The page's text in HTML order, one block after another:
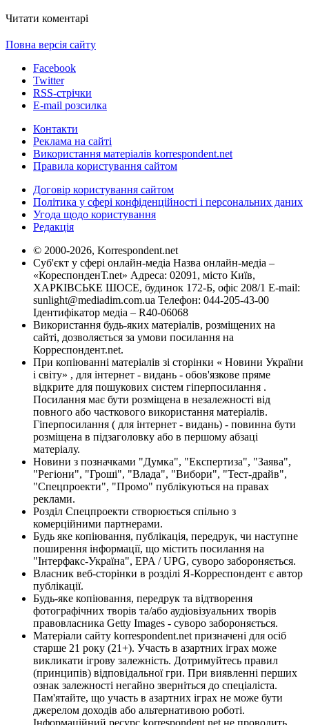
Читати коментарі
Повна версія сайту
Facebook
Twitter
RSS-стрічки
E-mail розсилка
Контакти
Реклама на сайті
Використання матеріалів korrespondent.net
Правила користування сайтом
Договір користування сайтом
Політика у сфері конфіденційності і персональних даних
Угода щодо користування
Редакція
© 2000-2026, Korrespondent.net
Суб'єкт у сфері онлайн-медіа Назва онлайн-медіа –
«КореспонденТ.net» Адреса: 02091, місто Київ,
ХАРКІВСЬКЕ ШОСЕ, будинок 172-Б, офіс 208/1 E-mail:
sunlight@mediadim.com.ua Телефон: 044-205-43-00
Ідентифікатор медіа – R40-06068
Використання будь-яких матеріалів, розміщених на
сайті, дозволяється за умови посилання на
Корреспондент.net.
При копіюванні матеріалів зі сторінки « Новини України
і світу» , для інтернет - видань - обов'язкове пряме
відкрите для пошукових систем гіперпосилання .
Посилання має бути розміщена в незалежності від
повного або часткового використання матеріалів.
Гіперпосилання ( для інтернет - видань) - повинна бути
розміщена в підзаголовку або в першому абзаці
матеріалу.
Новини з позначками "Думка", "Експертиза", "Заява",
"Регіони", "Гроші", "Влада", "Вибори", "Тест-драйв",
"Спецпроекти", "Промо" публікуються на правах
реклами.
Розділ Спецпроекти створюється спільно з
комерційними партнерами.
Будь яке копіювання, публікація, передрук, чи наступне
поширення інформації, що містить посилання на
"Інтерфакс-Україна", EPA / UPG, суворо забороняється.
Власник веб-сторінки в розділі Я-Корреспондент є автор
публікації.
Будь-яке копіювання, передрук та відтворення
фотографічних творів та/або аудіовізуальних творів
правовласника Getty Images - суворо забороняється.
Матеріали сайту korrespondent.net призначені для осіб
старше 21 року (21+). Участь в азартних іграх може
викликати ігрову залежність. Дотримуйтесь правил
(принципів) відповідальної гри. При виявленні перших
ознак залежності негайно зверніться до спеціаліста.
Пам'ятайте, що участь в азартних іграх не може бути
джерелом доходів або альтернативою роботі.
Інформаційний ресурс korrespondent.net не проводить